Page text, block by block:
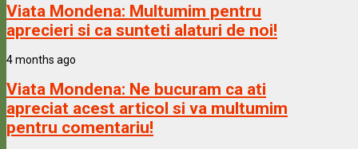
Viata Mondena: Multumim pentru
aprecieri si ca sunteti alaturi de noi!
4 months ago
Viata Mondena: Ne bucuram ca ati
apreciat acest articol si va multumim
pentru comentariu!